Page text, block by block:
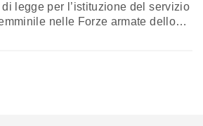
legge per l’istituzione del servizio
nelle Forze armate dello